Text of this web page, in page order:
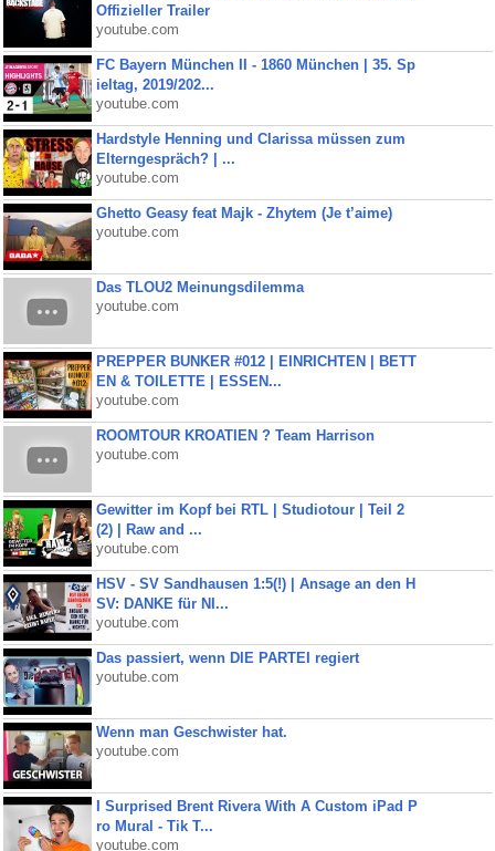
Offizieller Trailer
youtube.com
FC Bayern München II - 1860 München | 35. Sp
ieltag, 2019/202...
youtube.com
Hardstyle Henning und Clarissa müssen zum
Elterngespräch? | ...
youtube.com
Ghetto Geasy feat Majk - Zhytem (Je t’aime)
youtube.com
Das TLOU2 Meinungsdilemma
youtube.com
PREPPER BUNKER #012 | EINRICHTEN | BETT
EN & TOILETTE | ESSEN...
youtube.com
ROOMTOUR KROATIEN ? Team Harrison
youtube.com
Gewitter im Kopf bei RTL | Studiotour | Teil 2
(2) | Raw and ...
youtube.com
HSV - SV Sandhausen 1:5(!) | Ansage an den H
SV: DANKE für NI...
youtube.com
Das passiert, wenn DIE PARTEI regiert
youtube.com
Wenn man Geschwister hat.
youtube.com
I Surprised Brent Rivera With A Custom iPad P
ro Mural - Tik T...
youtube.com